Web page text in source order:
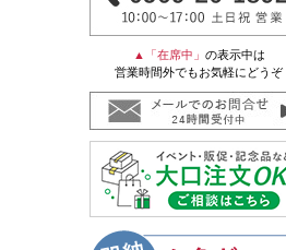
▲「在席中」 の表示中は
営業時間外でもお気軽にどうぞ